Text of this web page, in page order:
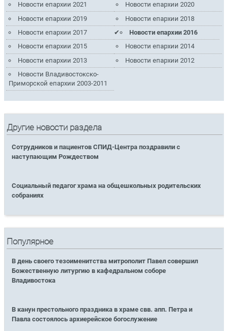
Новости епархии 2021
Новости епархии 2020
Новости епархии 2019
Новости епархии 2018
Новости епархии 2017
Новости епархии 2016
Новости епархии 2015
Новости епархии 2014
Новости епархии 2013
Новости епархии 2012
Новости Владивостокско-
Приморской епархии 2003-2011
Другие новости раздела
Сотрудников и пациентов СПИД-Центра поздравили с
наступающим Рождеством
Социальный педагог храма на общешкольных родительских
собраниях
Популярное
В день своего тезоименитства митрополит Павел совершил
Божественную литургию в кафедральном соборе
Владивостока
В канун престольного праздника в храме свв. апп. Петра и
Павла состоялось архиерейское богослужение